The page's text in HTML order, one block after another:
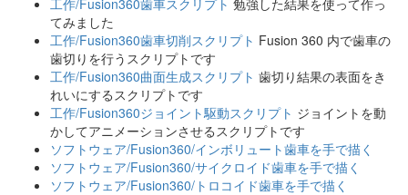
てみました
工作/Fusion360歯車切削スクリプト Fusion 360 内で歯車の
歯切りを行うスクリプトです
工作/Fusion360曲面生成スクリプト 歯切り結果の表面をき
れいにするスクリプトです
工作/Fusion360ジョイント駆動スクリプト ジョイントを動
かしてアニメーションさせるスクリプトです
ソフトウェア/Fusion360/インボリュート歯車を手で描く
ソフトウェア/Fusion360/サイクロイド歯車を手で描く
ソフトウェア/Fusion360/トロコイド歯車を手で描く